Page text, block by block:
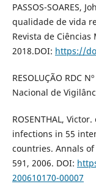
PASSOS-SOARES,
qualidade de vida
Revista de Ciências
2018.DOI: https://
RESOLUÇÃO RDC
Nacional de
ROSENTHAL,
infections in 55
countries. Annals
591, 2006. DOI:
200610170-00007